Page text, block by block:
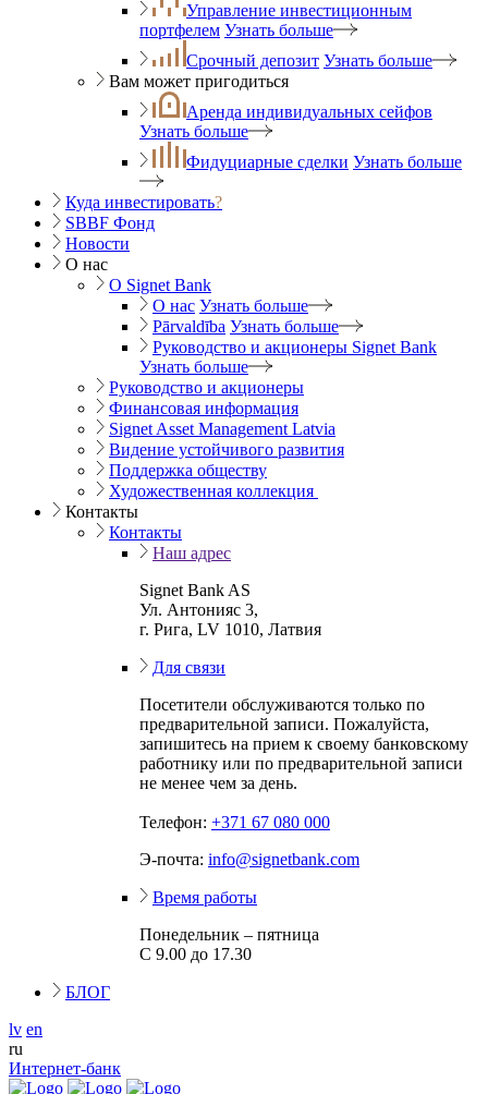
Управление инвестиционным
портфелем Узнать больше
Срочный депозит Узнать больше
Вам может пригодиться
Аренда индивидуальных сейфов
Узнать больше
Фидуциарные сделки Узнать больше
Куда инвестировать?
SBBF Фонд
Новости
О нас
O Signet Bank
О нас Узнать больше
Pārvaldība Узнать больше
Руководство и акционеры Signet Bank
Узнать больше
Руководство и акционеры
Финансовая информация
Signet Asset Management Latvia
Видение устойчивого развития
Поддержка обществу
Художественная коллекция
Контакты
Контакты
Наш адрес
Signet Bank AS
Ул. Антонияс 3,
г. Рига, LV 1010, Латвия
Для связи
Посетители обслуживаются только по
предварительной записи. Пожалуйста,
запишитесь на прием к своему банковскому
работнику или по предварительной записи
не менее чем за день.
Телефон: +371 67 080 000
Э-почта: info@signetbank.com
Время работы
Понедельник – пятница
С 9.00 до 17.30
БЛОГ
lv en
ru
Интернет-банк